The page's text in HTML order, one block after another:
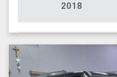
2018